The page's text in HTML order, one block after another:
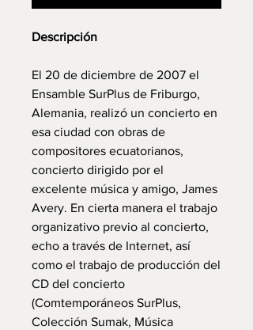
Descripción
El 20 de diciembre de 2007 el
Ensamble SurPlus de Friburgo,
Alemania, realizó un concierto en
esa ciudad con obras de
compositores ecuatorianos,
concierto dirigido por el
excelente música y amigo, James
Avery. En cierta manera el trabajo
organizativo previo al concierto,
echo a través de Internet, así
como el trabajo de producción del
CD del concierto
(Comtemporáneos SurPlus,
Colección Sumak, Música